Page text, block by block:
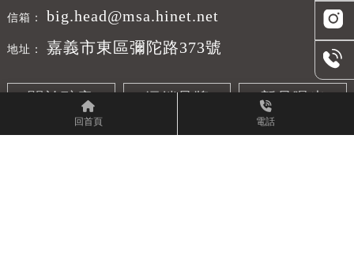
回首頁 電話
big.head@msa.hinet.net
嘉義市東區彌陀路373號
關於醉音 經銷品牌 新品曝光
產品介紹 客戶案例 原廠參訪